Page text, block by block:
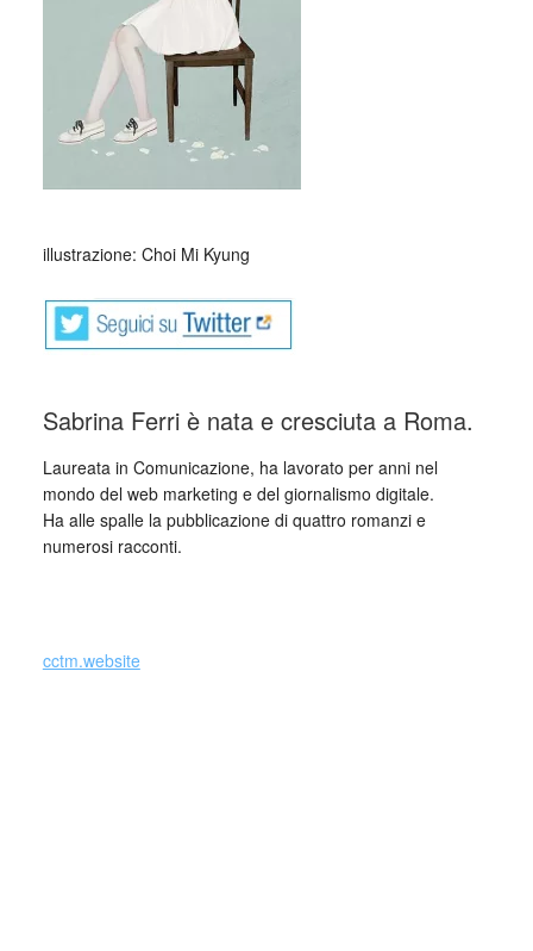
illustrazione: Choi Mi Kyung
Sabrina Ferri è nata e cresciuta a Roma.
Laureata in Comunicazione, ha lavorato per anni nel
mondo del web marketing e del giornalismo digitale.
Ha alle spalle la pubblicazione di quattro romanzi e
numerosi racconti.
cctm.website